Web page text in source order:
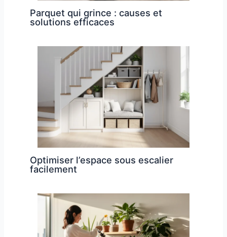
Parquet qui grince : causes et
solutions efficaces
Optimiser l’espace sous escalier
facilement